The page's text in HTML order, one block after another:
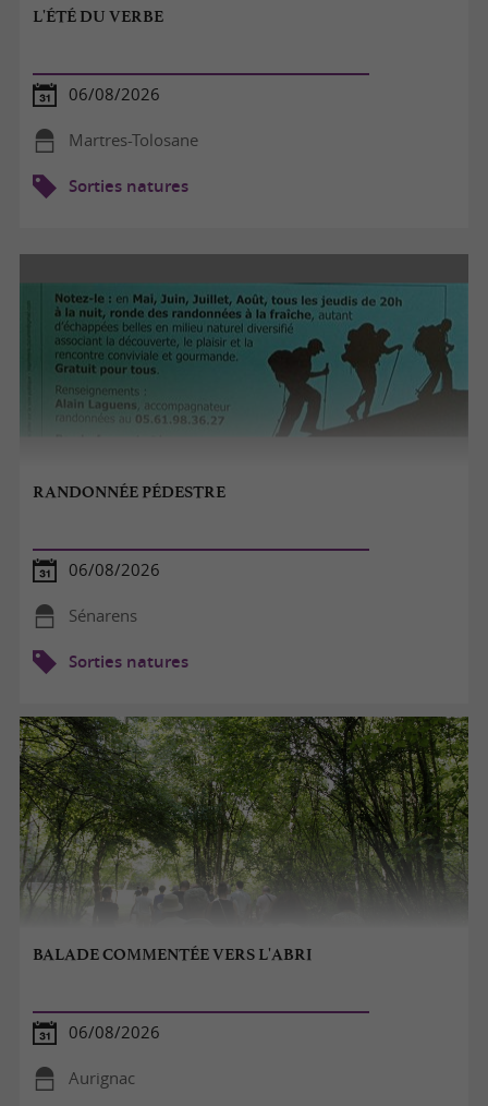
L'ÉTÉ DU VERBE
06/08/2026
Martres-Tolosane
Sorties natures
RANDONNÉE PÉDESTRE
06/08/2026
Sénarens
Sorties natures
BALADE COMMENTÉE VERS L'ABRI
06/08/2026
Aurignac